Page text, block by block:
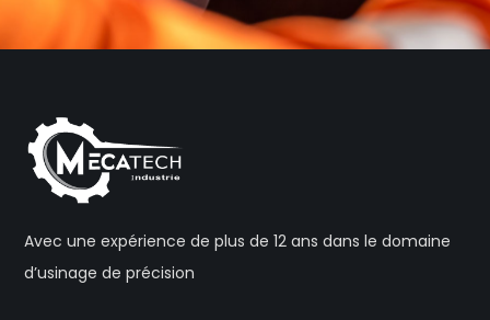
Avec une expérience de plus de 12 ans dans le domaine
d’usinage de précision